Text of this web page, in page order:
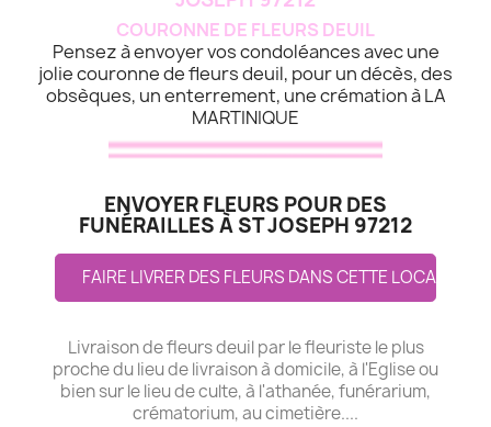
COURONNE DE FLEURS DEUIL
Pensez à envoyer vos condoléances avec une
jolie couronne de fleurs deuil, pour un décès, des
obsèques, un enterrement, une crémation à LA
MARTINIQUE
ENVOYER FLEURS POUR DES
FUNÉRAILLES À ST JOSEPH 97212
FAIRE LIVRER DES FLEURS DANS CETTE LOCALITE
Livraison de fleurs deuil par le fleuriste le plus
proche du lieu de livraison à domicile, à l'Eglise ou
bien sur le lieu de culte, à l'athanée, funérarium,
crématorium, au cimetière....